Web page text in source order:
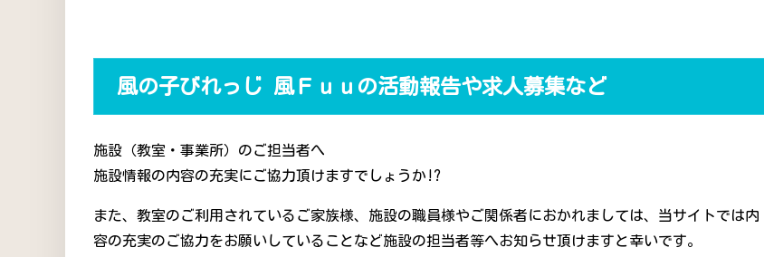
風の子びれっじ 風Ｆｕｕの活動報告や求人募集など
施設（教室・事業所）のご担当者へ
施設情報の内容の充実にご協力頂けますでしょうか!?
また、教室のご利用されているご家族様、施設の職員様やご関係者におかれましては、当サイトでは内
容の充実のご協力をお願いしていることなど施設の担当者等へお知らせ頂けますと幸いです。